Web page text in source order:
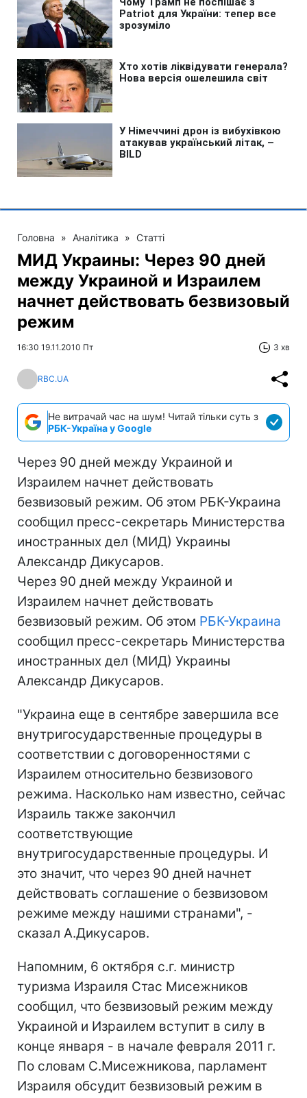
Головна » Аналітика » Статті
МИД Украины: Через 90 дней
между Украиной и Израилем
начнет действовать безвизовый
режим
16:30 19.11.2010 Пт 3 хв
RBC.UA
Не витрачай час на шум! Читай тільки суть з
РБК-Україна у Google
Через 90 дней между Украиной и
Израилем начнет действовать
безвизовый режим. Об этом РБК-Украина
сообщил пресс-секретарь Министерства
иностранных дел (МИД) Украины
Александр Дикусаров.
Через 90 дней между Украиной и
Израилем начнет действовать
безвизовый режим. Об этом РБК-Украина
сообщил пресс-секретарь Министерства
иностранных дел (МИД) Украины
Александр Дикусаров.
"Украина еще в сентябре завершила все
внутригосударственные процедуры в
соответствии с договоренностями с
Израилем относительно безвизового
режима. Насколько нам известно, сейчас
Израиль также закончил
соответствующие
внутригосударственные процедуры. И
это значит, что через 90 дней начнет
действовать соглашение о безвизовом
режиме между нашими странами", -
сказал А.Дикусаров.
Напомним, 6 октября с.г. министр
туризма Израиля Стас Мисежников
сообщил, что безвизовый режим между
Украиной и Израилем вступит в силу в
конце января - в начале февраля 2011 г.
По словам С.Мисежникова, парламент
Израиля обсудит безвизовый режим в